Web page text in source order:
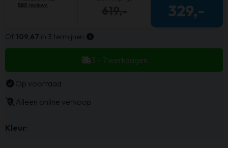
329,-
Of 109,67 in 3 termijnen
3 - 7 werkdagen
Op voorraad
Alleen online verkoop
Kleur